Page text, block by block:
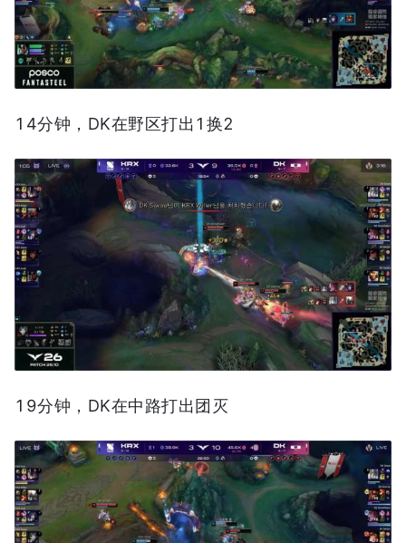
14分钟，DK在野区打出1换2
19分钟，DK在中路打出团灭